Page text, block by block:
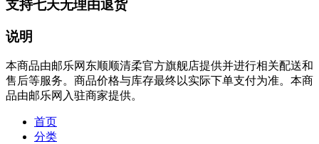
支持七天无理由退货
说明
本商品由邮乐网东顺顺清柔官方旗舰店提供并进行相关配送和
售后等服务。商品价格与库存最终以实际下单支付为准。本商
品由邮乐网入驻商家提供。
首页
分类